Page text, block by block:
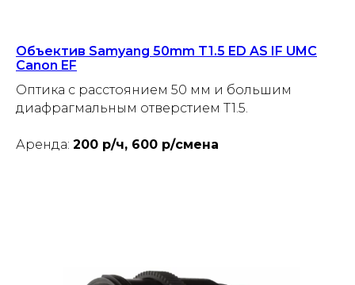
Объектив Samyang 50mm T1.5 ED AS IF UMC
Canon EF
Оптика с расстоянием 50 мм и большим
диафрагмальным отверстием T1.5.
Аренда: 200 р/ч, 600 р/смена